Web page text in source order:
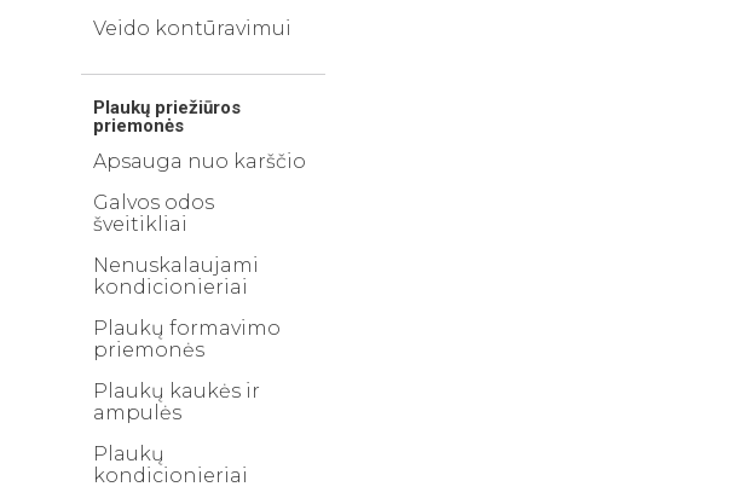
Veido kontūravimui
Plaukų priežiūros
priemonės
Apsauga nuo karščio
Galvos odos
šveitikliai
Nenuskalaujami
kondicionieriai
Plaukų formavimo
priemonės
Plaukų kaukės ir
ampulės
Plaukų
kondicionieriai